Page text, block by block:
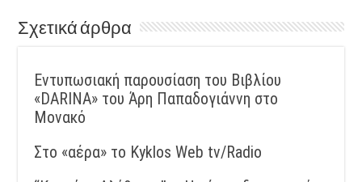
Σχετικά άρθρα
Εντυπωσιακή παρουσίαση του Βιβλίου
«DARINA» του Άρη Παπαδογιάννη στο
Μονακό
Στο «αέρα» το Kyklos Web tv/Radio